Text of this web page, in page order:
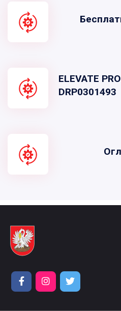
ELEVATE
DRP0301493